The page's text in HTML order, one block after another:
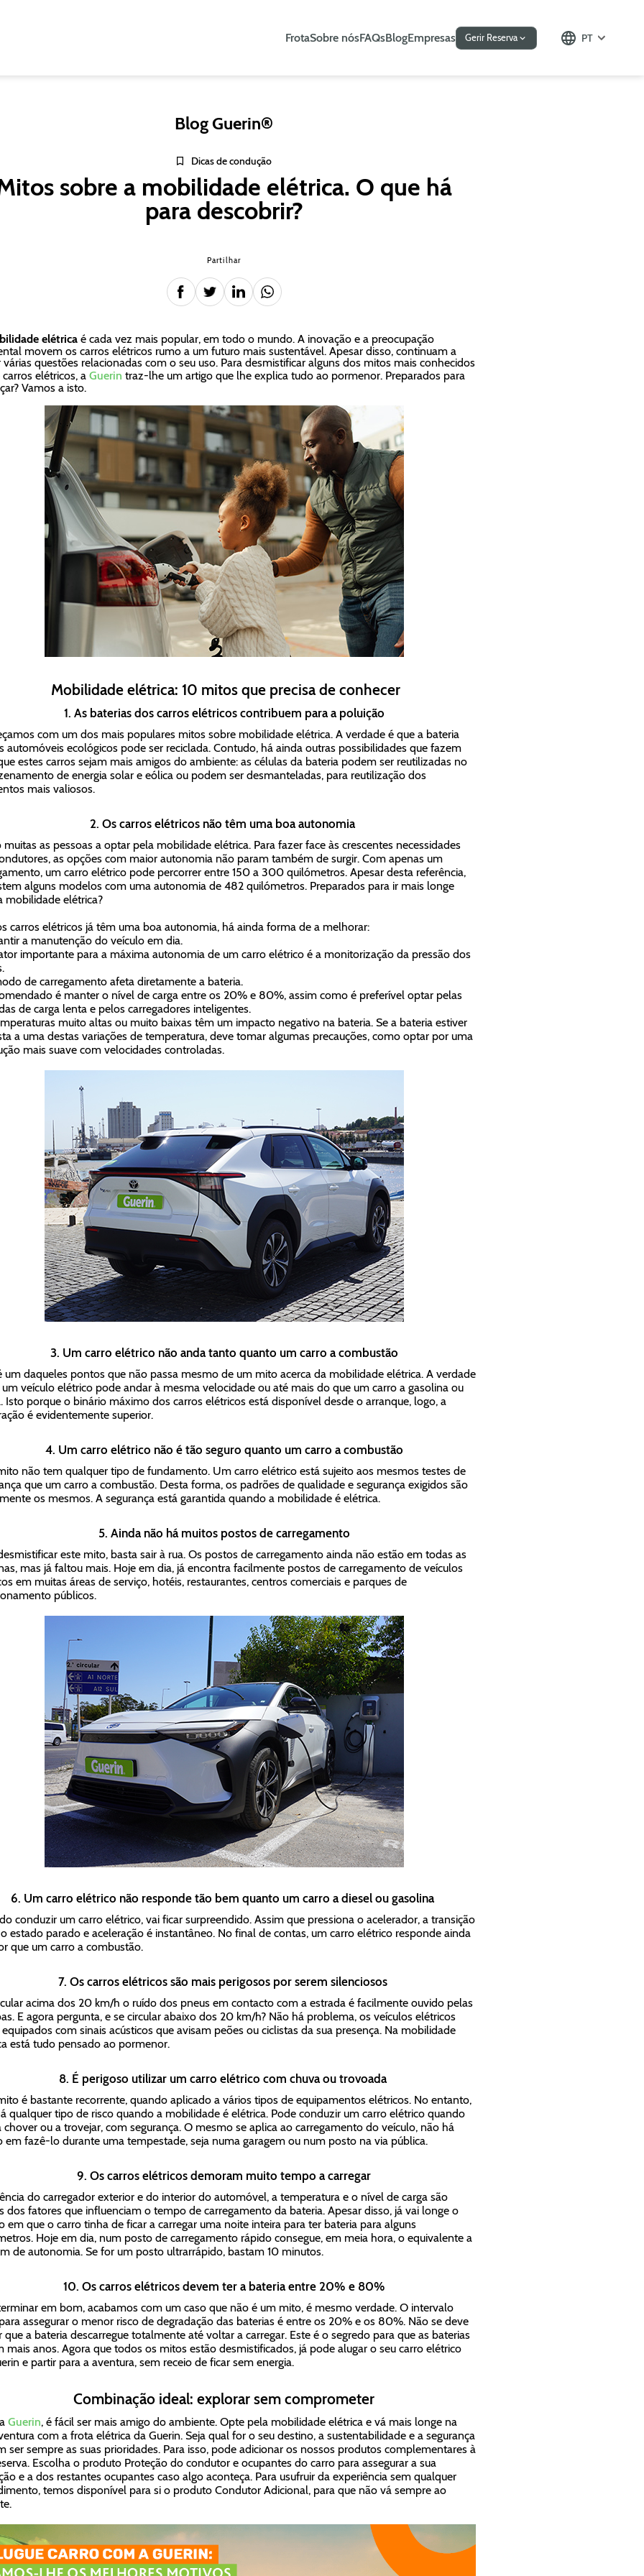
FrotaSobre nósFAQsBlogEmpresas Gerir Reserva PT
Blog Guerin®
Dicas de condução
sobre a mobilidade elétrica. O que há
para descobrir?
Partilhar
elétricaé cada vez mais popular, em todo o mundo. A inovação e a preocupação
movem os carros elétricos rumo a um futuro mais sustentável. Apesar disso, continuam a
várias questões relacionadas com o seu uso. Para desmistificar alguns dos mitos mais conhecidos
elétricos, a Guerin traz-lhe um artigo que lhe explica tudo ao pormenor. Preparados para
Vamos a isto.
Mobilidade elétrica: 10 mitos que precisa de conhecer
1. As baterias dos carros elétricos contribuem para a poluição
com um dos mais populares mitos sobre mobilidade elétrica. A verdade é que a bateria
automóveis ecológicos pode ser reciclada. Contudo, há ainda outras possibilidades que fazem
estes carros sejam mais amigos do ambiente: as células da bateria podem ser reutilizadas no
de energia solar e eólica ou podem ser desmanteladas, para reutilização dos
mais valiosos.
2. Os carros elétricos não têm uma boa autonomia
muitas as pessoas a optar pela mobilidade elétrica. Para fazer face às crescentes necessidades
as opções com maior autonomia não param também de surgir. Com apenas um
um carro elétrico pode percorrer entre 150 a 300 quilómetros. Apesar desta referência,
alguns modelos com uma autonomia de 482 quilómetros. Preparados para ir mais longe
mobilidade elétrica?
carros elétricos já têm uma boa autonomia, há ainda forma de a melhorar:
a manutenção do veículo em dia.
importante para a máxima autonomia de um carro elétrico é a monitorização da pressão dos
de carregamento afeta diretamente a bateria.
é manter o nível de carga entre os 20% e 80%, assim como é preferível optar pelas
de carga lenta e pelos carregadores inteligentes.
muito altas ou muito baixas têm um impacto negativo na bateria. Se a bateria estiver
a uma destas variações de temperatura, deve tomar algumas precauções, como optar por uma
mais suave com velocidades controladas.
3. Um carro elétrico não anda tanto quanto um carro a combustão
um daqueles pontos que não passa mesmo de um mito acerca da mobilidade elétrica. A verdade
um veículo elétrico pode andar à mesma velocidade ou até mais do que um carro a gasolina ou
Isto porque o binário máximo dos carros elétricos está disponível desde o arranque, logo, a
é evidentemente superior.
4. Um carro elétrico não é tão seguro quanto um carro a combustão
não tem qualquer tipo de fundamento. Um carro elétrico está sujeito aos mesmos testes de
que um carro a combustão. Desta forma, os padrões de qualidade e segurança exigidos são
os mesmos. A segurança está garantida quando a mobilidade é elétrica.
5. Ainda não há muitos postos de carregamento
este mito, basta sair à rua. Os postos de carregamento ainda não estão em todas as
mas já faltou mais. Hoje em dia, já encontra facilmente postos de carregamento de veículos
em muitas áreas de serviço, hotéis, restaurantes, centros comerciais e parques de
públicos.
6. Um carro elétrico não responde tão bem quanto um carro a diesel ou gasolina
conduzir um carro elétrico, vai ficar surpreendido. Assim que pressiona o acelerador, a transição
estado parado e aceleração é instantâneo. No final de contas, um carro elétrico responde ainda
que um carro a combustão.
7. Os carros elétricos são mais perigosos por serem silenciosos
acima dos 20 km/h o ruído dos pneus em contacto com a estrada é facilmente ouvido pelas
E agora pergunta, e se circular abaixo dos 20 km/h? Não há problema, os veículos elétricos
com sinais acústicos que avisam peões ou ciclistas da sua presença. Na mobilidade
está tudo pensado ao pormenor.
8. É perigoso utilizar um carro elétrico com chuva ou trovoada
é bastante recorrente, quando aplicado a vários tipos de equipamentos elétricos. No entanto,
qualquer tipo de risco quando a mobilidade é elétrica. Pode conduzir um carro elétrico quando
chover ou a trovejar, com segurança. O mesmo se aplica ao carregamento do veículo, não há
em fazê-lo durante uma tempestade, seja numa garagem ou num posto na via pública.
9. Os carros elétricos demoram muito tempo a carregar
do carregador exterior e do interior do automóvel, a temperatura e o nível de carga são
dos fatores que influenciam o tempo de carregamento da bateria. Apesar disso, já vai longe o
em que o carro tinha de ficar a carregar uma noite inteira para ter bateria para alguns
Hoje em dia, num posto de carregamento rápido consegue, em meia hora, o equivalente a
de autonomia. Se for um posto ultrarrápido, bastam 10 minutos.
10. Os carros elétricos devem ter a bateria entre 20% e 80%
em bom, acabamos com um caso que não é um mito, é mesmo verdade. O intervalo
assegurar o menor risco de degradação das baterias é entre os 20% e os 80%. Não se deve
que a bateria descarregue totalmente até voltar a carregar. Este é o segredo para que as baterias
mais anos. Agora que todos os mitos estão desmistificados, já pode alugar o seu carro elétrico
e partir para a aventura, sem receio de ficar sem energia.
Combinação ideal: explorar sem comprometer
Guerin, é fácil ser mais amigo do ambiente. Opte pela mobilidade elétrica e vá mais longe na
com a frota elétrica da Guerin. Seja qual for o seu destino, a sustentabilidade e a segurança
ser sempre as suas prioridades. Para isso, pode adicionar os nossos produtos complementares à
Escolha o produto Proteção do condutor e ocupantes do carro para assegurar a sua
e a dos restantes ocupantes caso algo aconteça. Para usufruir da experiência sem qualquer
temos disponível para si o produto Condutor Adicional, para que não vá sempre ao